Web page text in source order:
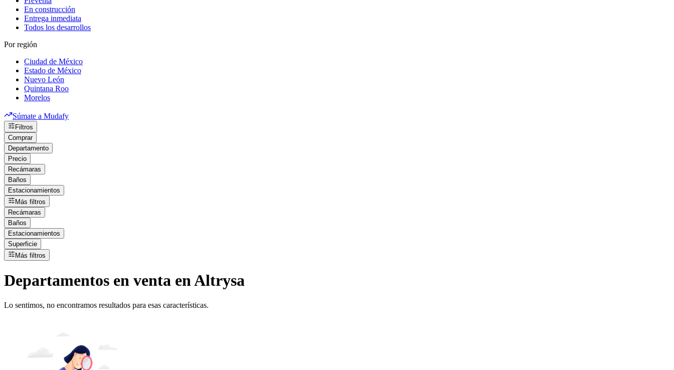
En construcción
Entrega inmediata
Todos los desarrollos
Por región
Ciudad de México
Estado de México
Nuevo León
Quintana Roo
Morelos
Súmate a Mudafy
Filtros
Comprar
Departamento
Precio
Recámaras
Baños
Estacionamientos
Más filtros
Recámaras
Baños
Estacionamientos
Superficie
Más filtros
Departamentos en venta en Altrysa
Lo sentimos, no encontramos resultados para esas características.